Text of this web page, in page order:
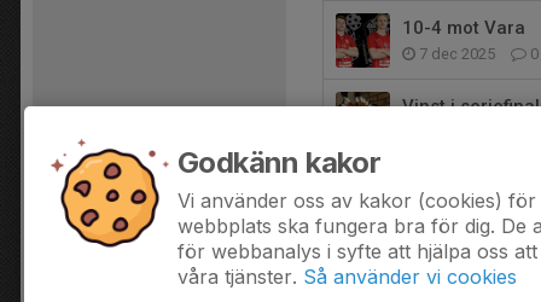
10-4 mot Vara
7 dec 2025 0
Vinst i
16 nov 2025
Godkänn kakor
Vi använder oss av kakor (cookies)
webbplats ska fungera bra för dig. De
för webbanalys i syfte att hjälpa oss
våra tjänster. Så använder vi cookies